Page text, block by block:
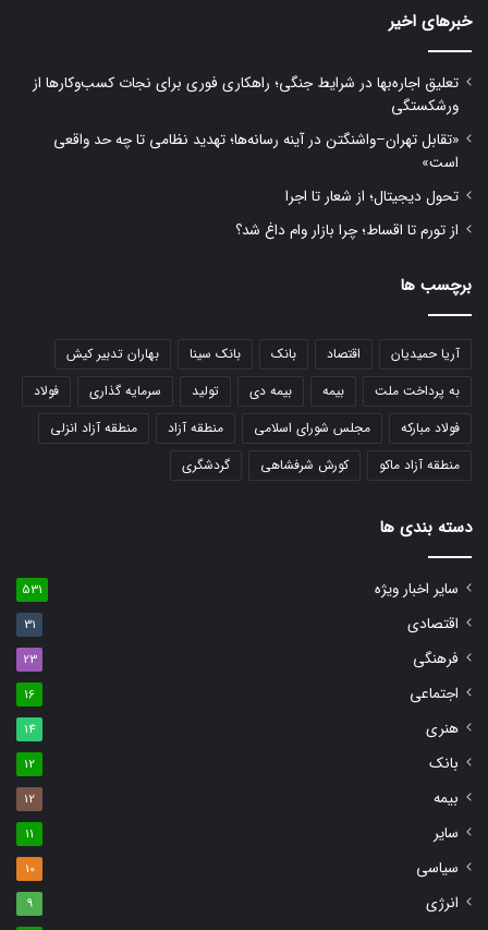
خبرهای اخیر
تعلیق اجاره‌بها در شرایط جنگی؛ راهکاری فوری برای نجات کسب‌وکارها از
ورشکستگی
«تقابل تهران–واشنگتن در آینه رسانه‌ها؛ تهدید نظامی تا چه حد واقعی
است»
تحول دیجیتال؛ از شعار تا اجرا
از تورم تا اقساط؛ چرا بازار وام داغ شد؟
برچسب ها
آریا حمیدیان اقتصاد بانک بانک سینا
بهاران تدبیر کیش
به پرداخت ملت
بیمه بیمه دی تولید سرمایه گذاری
فولاد
فولاد مبارکه
مجلس شورای اسلامی منطقه آزاد
منطقه آزاد انزلی
منطقه آزاد ماکو
کورش شرفشاهی گردشگری
دسته بندی ها
سایر اخبار ویژه 531
اقتصادی 31
فرهنگی 23
اجتماعی 16
هنری 14
بانک 12
بیمه 12
سایر 11
سیاسی 10
انرژی 9